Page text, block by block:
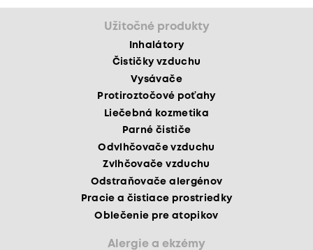
Užitočné produkty
Inhalátory
Čističky vzduchu
Vysávače
Protiroztočové poťahy
Liečebná kozmetika
Parné čističe
Odvlhčovače vzduchu
Zvlhčovače vzduchu
Odstraňovače alergénov
Pracie a čistiace prostriedky
Oblečenie pre atopikov
Alergie a ekzémy